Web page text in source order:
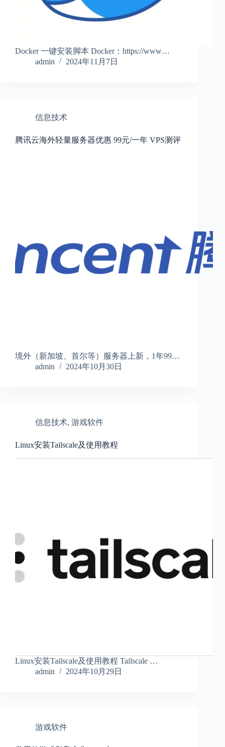
Docker 一键安装脚本 Docker：https://www…
admin
2024年11月7日
信息技术
腾讯云海外轻量服务器优惠 99元/一年 VPS测评
境外（新加坡、首尔等）服务器上新，1年99…
admin
2024年10月30日
信息技术, 游戏软件
Linux安装Tailscale及使用教程
Linux安装Tailscale及使用教程 Tailscale …
admin
2024年10月29日
游戏软件